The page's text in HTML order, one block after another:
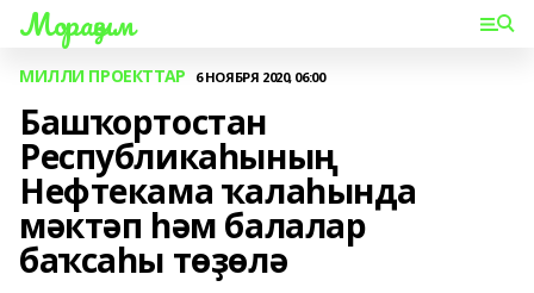
Мораҙым
МИЛЛИ ПРОЕКТТАР 6 НОЯБРЯ 2020, 06:00
Башҡортостан
Республикаһының
Нефтекама ҡалаһында
мәктәп һәм балалар
баҡсаһы төҙөлә